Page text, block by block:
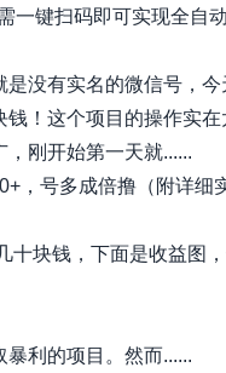
一键扫码即可实现全自
没有实名的微信号，今
！这个项目的操作实在
刚开始第一天就......
，号多成倍撸（附详细
十块钱，下面是收益图
利的项目。然而......